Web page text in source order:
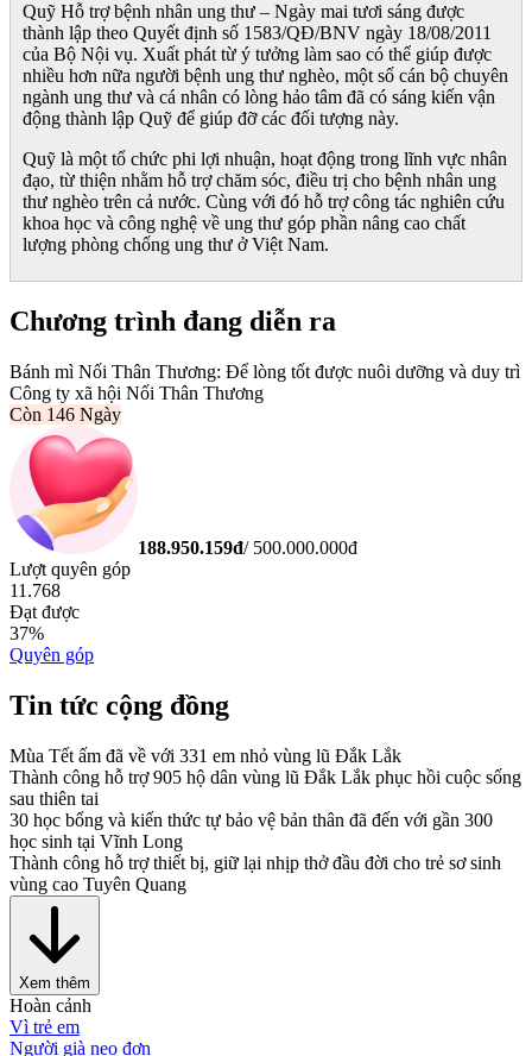
Quỹ Hỗ trợ bệnh nhân ung thư – Ngày mai tươi sáng được
thành lập theo Quyết định số 1583/QĐ/BNV ngày 18/08/2011
của Bộ Nội vụ. Xuất phát từ ý tưởng làm sao có thể giúp được
nhiều hơn nữa người bệnh ung thư nghèo, một số cán bộ chuyên
ngành ung thư và cá nhân có lòng hảo tâm đã có sáng kiến vận
động thành lập Quỹ để giúp đỡ các đối tượng này.
Quỹ là một tổ chức phi lợi nhuận, hoạt động trong lĩnh vực nhân
đạo, từ thiện nhằm hỗ trợ chăm sóc, điều trị cho bệnh nhân ung
thư nghèo trên cả nước. Cùng với đó hỗ trợ công tác nghiên cứu
khoa học và công nghệ về ung thư góp phần nâng cao chất
lượng phòng chống ung thư ở Việt Nam.
Chương trình đang diễn ra
Bánh mì Nối Thân Thương: Để lòng tốt được nuôi dưỡng và duy trì
Công ty xã hội Nối Thân Thương
Còn 146 Ngày
188.950.159đ/ 500.000.000đ
Lượt quyên góp
11.768
Đạt được
37%
Quyên góp
Tin tức cộng đồng
Mùa Tết ấm đã về với 331 em nhỏ vùng lũ Đắk Lắk
Thành công hỗ trợ 905 hộ dân vùng lũ Đắk Lắk phục hồi cuộc sống
sau thiên tai
30 học bổng và kiến thức tự bảo vệ bản thân đã đến với gần 300
học sinh tại Vĩnh Long
Thành công hỗ trợ thiết bị, giữ lại nhịp thở đầu đời cho trẻ sơ sinh
vùng cao Tuyên Quang
Xem thêm
Hoàn cảnh
Vì trẻ em
Người già neo đơn